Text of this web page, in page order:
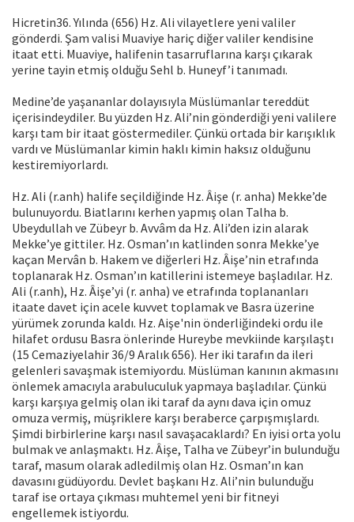
Hicretin36. Yılında (656) Hz. Ali vilayetlere yeni valiler
gönderdi. Şam valisi Muaviye hariç diğer valiler kendisine
itaat etti. Muaviye, halifenin tasarruflarına karşı çıkarak
yerine tayin etmiş olduğu Sehl b. Huneyf’i tanımadı.
Medine’de yaşananlar dolayısıyla Müslümanlar tereddüt
içerisindeydiler. Bu yüzden Hz. Ali’nin gönderdiği yeni valilere
karşı tam bir itaat göstermediler. Çünkü ortada bir karışıklık
vardı ve Müslümanlar kimin haklı kimin haksız olduğunu
kestiremiyorlardı.
Hz. Ali (r.anh) halife seçildiğinde Hz. Âişe (r. anha) Mekke’de
bulunuyordu. Biatlarını kerhen yapmış olan Talha b.
Ubeydullah ve Zübeyr b. Avvâm da Hz. Ali’den izin alarak
Mekke’ye gittiler. Hz. Osman’ın katlinden sonra Mekke’ye
kaçan Mervân b. Hakem ve diğerleri Hz. Âişe’nin etrafında
toplanarak Hz. Osman’ın katillerini istemeye başladılar. Hz.
Ali (r.anh), Hz. Âişe’yi (r. anha) ve etrafında toplananları
itaate davet için acele kuvvet toplamak ve Basra üzerine
yürümek zorunda kaldı. Hz. Aişe'nin önderliğindeki ordu ile
hilafet ordusu Basra önlerinde Hureybe mevkiinde karşılaştı
(15 Cemaziyelahir 36/9 Aralık 656). Her iki tarafın da ileri
gelenleri savaşmak istemiyordu. Müslüman kanının akmasını
önlemek amacıyla arabuluculuk yapmaya başladılar. Çünkü
karşı karşıya gelmiş olan iki taraf da aynı dava için omuz
omuza vermiş, müşriklere karşı beraberce çarpışmışlardı.
Şimdi birbirlerine karşı nasıl savaşacaklardı? En iyisi orta yolu
bulmak ve anlaşmaktı. Hz. Âişe, Talha ve Zübeyr’in bulunduğu
taraf, masum olarak adledilmiş olan Hz. Osman’ın kan
davasını güdüyordu. Devlet başkanı Hz. Ali’nin bulunduğu
taraf ise ortaya çıkması muhtemel yeni bir fitneyi
engellemek istiyordu.